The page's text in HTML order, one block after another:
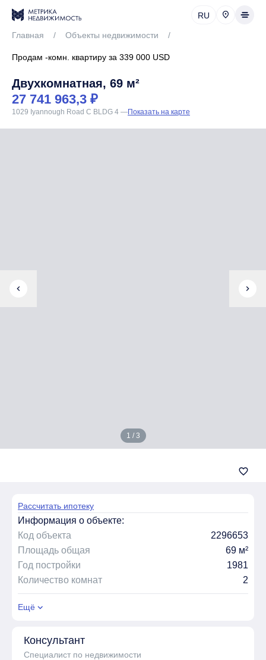
RU
Главная / Объекты недвижимости /
Продам -комн. квартиру за 339 000 USD
Двухкомнатная, 69 м²
27 741 963,3 ₽
1029 Iyannough Road C BLDG 4 —Показать на карте
chevron_left chevron_right
1 / 3
favorite_border
Рассчитать ипотеку
Информация о объекте:
Код объекта
2296653
Площадь общая
69 м²
Год постройки
1981
Количество комнат
2
Ещё
Консультант
Специалист по недвижимости